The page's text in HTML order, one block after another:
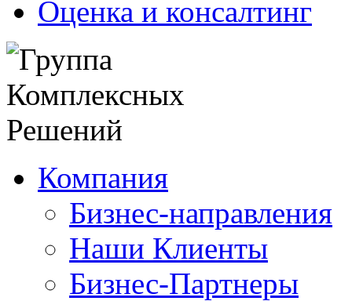
Оценка и консалтинг
Компания
Бизнес-направления
Наши Клиенты
Бизнес-Партнеры